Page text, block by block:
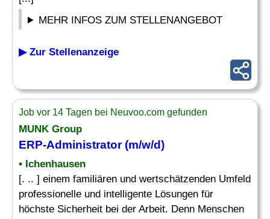
MEHR INFOS ZUM STELLENANGEBOT
▶ Zur Stellenanzeige
Job vor 14 Tagen bei Neuvoo.com gefunden
MUNK Group
ERP-Administrator(m/w/d)
• Ichenhausen
[. .. ] einem familiären und wertschätzenden Umfeld
professionelle und intelligente Lösungen für
höchste Sicherheit bei der Arbeit. Denn Menschen